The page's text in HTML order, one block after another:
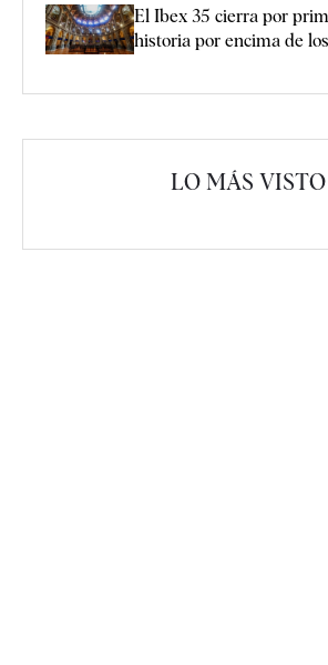
El Ibex 35 cierra por
historia por encima de
LO MÁS VISTO